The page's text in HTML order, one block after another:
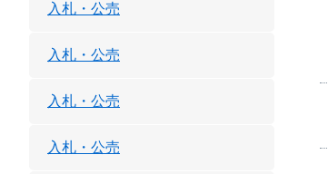
入札・公売
入札・公売
入札・公売
入札・公売